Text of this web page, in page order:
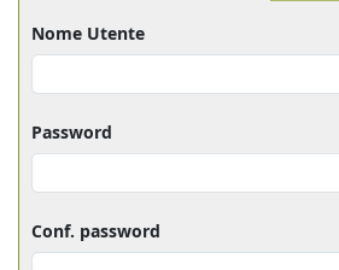
Nome Utente
Password
Conf. password